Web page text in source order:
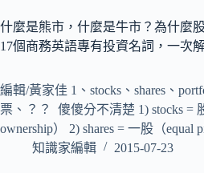
什麼是熊市，什麼是牛市？為什麼
17個商務英語專有投資名詞，一次
編輯/黃家佳 1、stocks、shares、
票、？？ 傻傻分不清楚 1) stocks =
ownership） 2) shares = 一股（equal
知識家編輯
2015-07-23